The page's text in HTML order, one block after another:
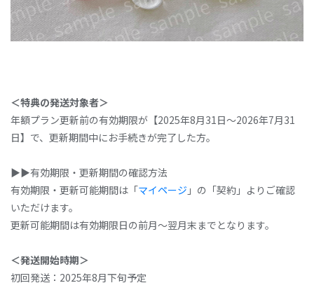
＜特典の発送対象者＞
年額プラン更新前の有効期限が【2025年8月31日～2026年7月31
日】で、更新期間中にお手続きが完了した方。
▶▶有効期限・更新期間の確認方法
有効期限・更新可能期間は「マイページ 」の「契約」よりご確認
いただけます。
更新可能期間は有効期限日の前月～翌月末までとなります。
＜発送開始時期＞
初回発送：2025年8月下旬予定